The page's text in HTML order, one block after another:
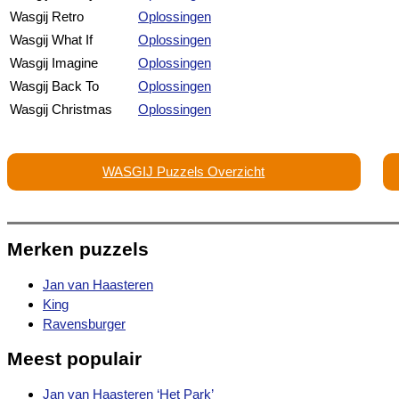
Wasgij Retro
Oplossingen
Wasgij What If
Oplossingen
Wasgij Imagine
Oplossingen
Wasgij Back To
Oplossingen
Wasgij Christmas
Oplossingen
WASGIJ Puzzels Overzicht
Merken puzzels
Jan van Haasteren
King
Ravensburger
Meest populair
Jan van Haasteren ‘Het Park’